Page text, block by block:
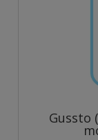
Gussto